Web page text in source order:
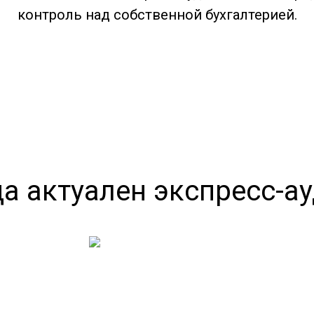
контроль над собственной бухгалтерией.
актуален экспресс-